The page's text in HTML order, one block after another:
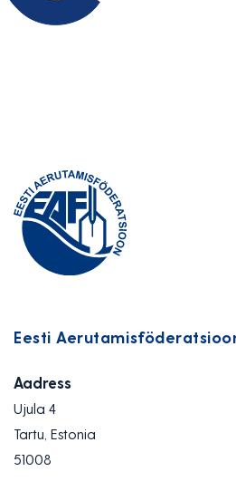
Eesti
Aadress
Ujula 4
Tartu, Estonia
51008